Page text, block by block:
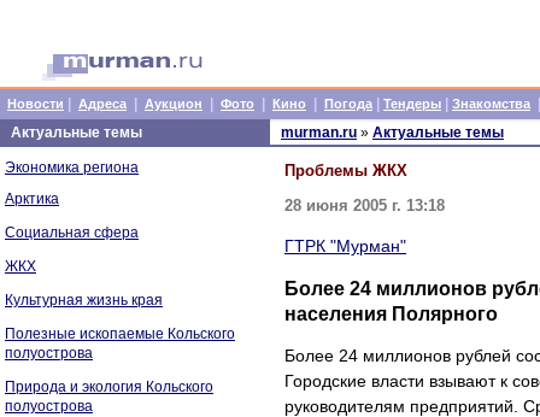
Новости Адреса Аукцион Фото Кино Погода Тендеры Знакомства
Актуальные темы
Экономика региона
Арктика
Социальная сфера
ЖКХ
Культурная жизнь края
Полезные ископаемые Кольского
полуострова
Природа и экология Кольского
полуострова
murman.ru » Актуальные темы
Проблемы ЖКХ
28 июня 2005 г. 13:18
ГТРК "Мурман"
Более 24 миллионов
населения Полярного
Более 24 миллионов рублей
Городские власти взывают к
руководителям предприятий.